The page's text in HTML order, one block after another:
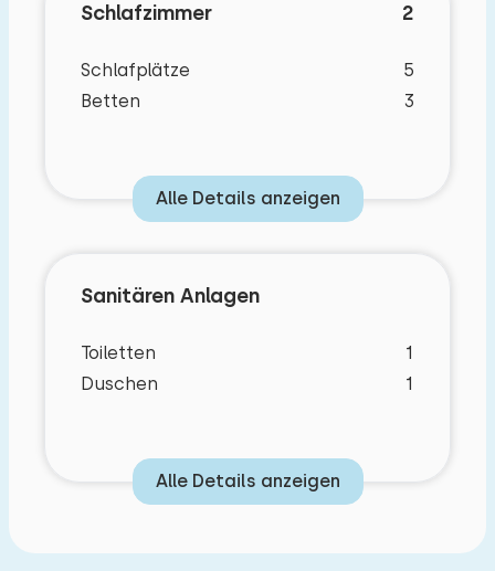
Schlafzimmer 2
Schlafplätze
5
Betten
3
Alle Details anzeigen
Sanitären Anlagen
Toiletten
1
Duschen
1
Alle Details anzeigen